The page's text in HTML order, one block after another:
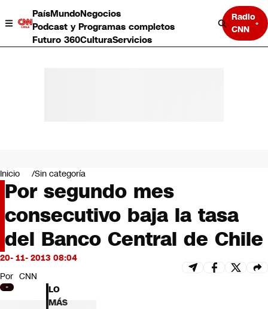
PaísMundoNegocios
Podcast y Programas completos
Futuro 360CulturaServicios
Radio
CNN
Negocios
Deportes
Programas completos
Cultura
Servicios
Bits
CNN tiempo
Futuro 360
Opinión
Inicio Sin categoría
Por segundo mes
consecutivo baja la tasa
del Banco Central de Chile
20- 11- 2013 08:04
Por CNN
LO
MÁS